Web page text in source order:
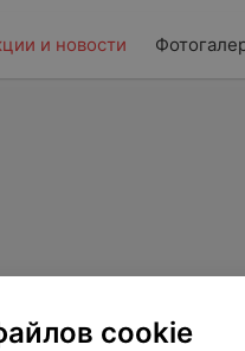
и новости
cookie